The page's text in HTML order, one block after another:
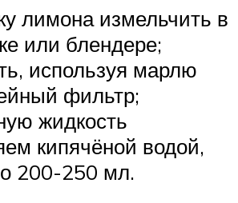
лимона измельчить в
или блендере;
используя марлю
фильтр;
жидкость
кипячёной водой,
200-250 мл.